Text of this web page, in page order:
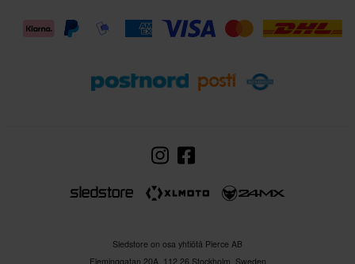
Sledstore on osa yhtiötä Pierce AB
Fleminggatan 20A, 112 26 Stockholm, Sweden